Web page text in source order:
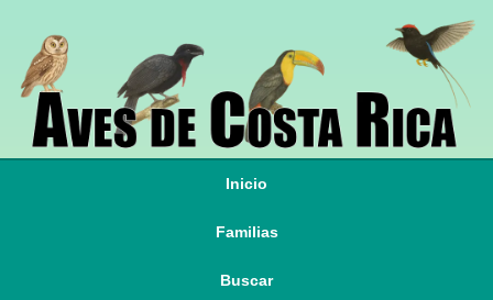
Inicio
Familias
Buscar